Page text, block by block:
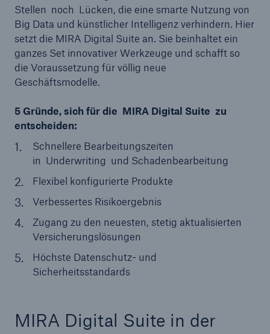
Stellen noch Lücken, die eine smarte Nutzung von
Big Data und künstlicher Intelligenz verhindern. Hier
setzt die MIRA Digital Suite an. Sie beinhaltet ein
ganzes Set innovativer Werkzeuge und schafft so
die Voraussetzung für völlig neue
Geschäftsmodelle.
5 Gründe, sich für die MIRA Digital Suite zu
entscheiden:
Schnellere Bearbeitungszeiten
in Underwriting und Schadenbearbeitung
Flexibel konfigurierte Produkte
Verbessertes Risikoergebnis
Zugang zu den neuesten, stetig aktualisierten
Versicherungslösungen
Höchste Datenschutz- und
Sicherheitsstandards
MIRA Digital Suite in der
Rückversicherung Leben/Gesundheit
MIRA Digital Suite